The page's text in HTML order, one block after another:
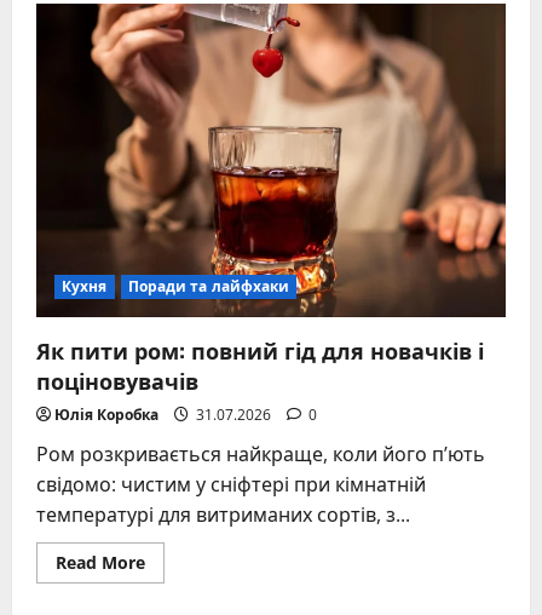
засолити
сало
сухим
способом:
повний
гід
з
рецептами
та
секретами
Кухня Поради та лайфхаки
Як пити ром: повний гід для новачків і
поціновувачів
Юлія Коробка 31.07.2026 0
Ром розкривається найкраще, коли його п’ють
свідомо: чистим у сніфтері при кімнатній
температурі для витриманих сортів, з...
Read MoreRead
more